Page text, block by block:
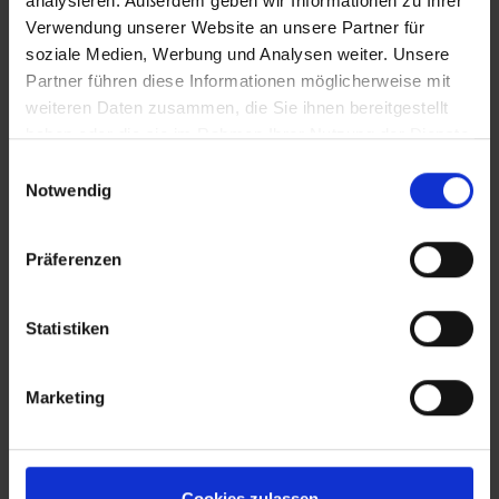
Verwendung unserer Website an unsere Partner für
soziale Medien, Werbung und Analysen weiter. Unsere
Partner führen diese Informationen möglicherweise mit
weiteren Daten zusammen, die Sie ihnen bereitgestellt
haben oder die sie im Rahmen Ihrer Nutzung der Dienste
Notwendig
Präferenzen
Statistiken
Marketing